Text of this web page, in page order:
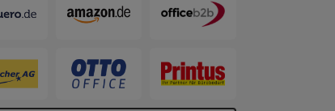
oder feucht abwischbar. Sie
als Magnetboard zum einfachen
Und für kurzfristige Notizen durch
Tafelschreiber mit